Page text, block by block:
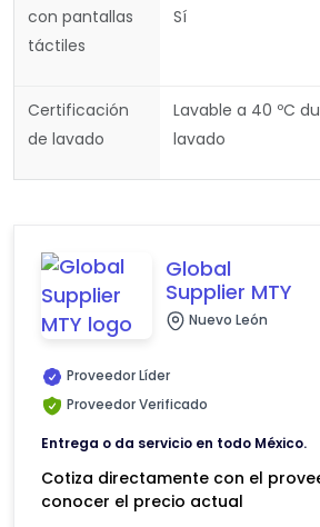
con pantallas
táctiles
Sí
Certificación
de lavado
Lavable a 40 ºC
lavado
Global
Supplier MTY
Nuevo León
Proveedor Líder
Proveedor Verificado
Entrega o da servicio en todo México.
Cotiza directamente con el
conocer el precio actual